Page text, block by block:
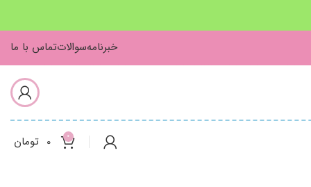
خبرنامهسوالاتتماس با ما
0
0 تومان